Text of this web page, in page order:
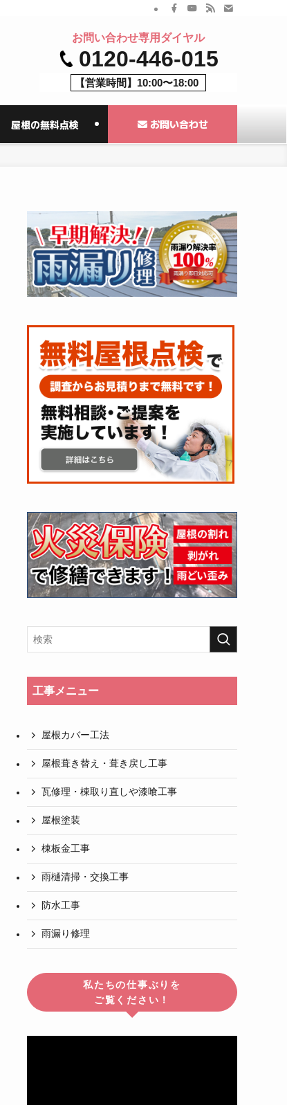
屋根の無料点検 お問い合わせ
お問い合わせ専用ダイヤル
0120-446-015
【営業時間】10:00〜18:00
工事メニュー
屋根カバー工法
屋根葺き替え・葺き戻し工事
瓦修理・棟取り直しや漆喰工事
屋根塗装
棟板金工事
雨樋清掃・交換工事
防水工事
雨漏り修理
私たちの仕事ぶりを
ご覧ください！